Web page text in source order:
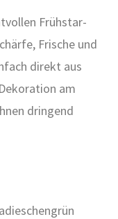
Früh­star­
Fri­sche und
direkt aus
am
drin­gend